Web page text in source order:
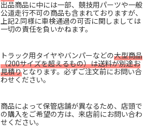
出品商品に中には一部、競技用パーツや一般
公道走行不可の商品も含まれておりますが、
上記2.同様に車検通過の可否に関しましては
一切の責任を負いかねます。
トラック用タイヤやバンパーなどの大型商品
（200サイズを超えるもの）は送料が別途お
見積りとなります。必ずご注文前にお問い合
わせください。
商品によって保管店舗が異なるため、店頭で
の購入をご希望の方は、来店前にお問い合わ
せください。